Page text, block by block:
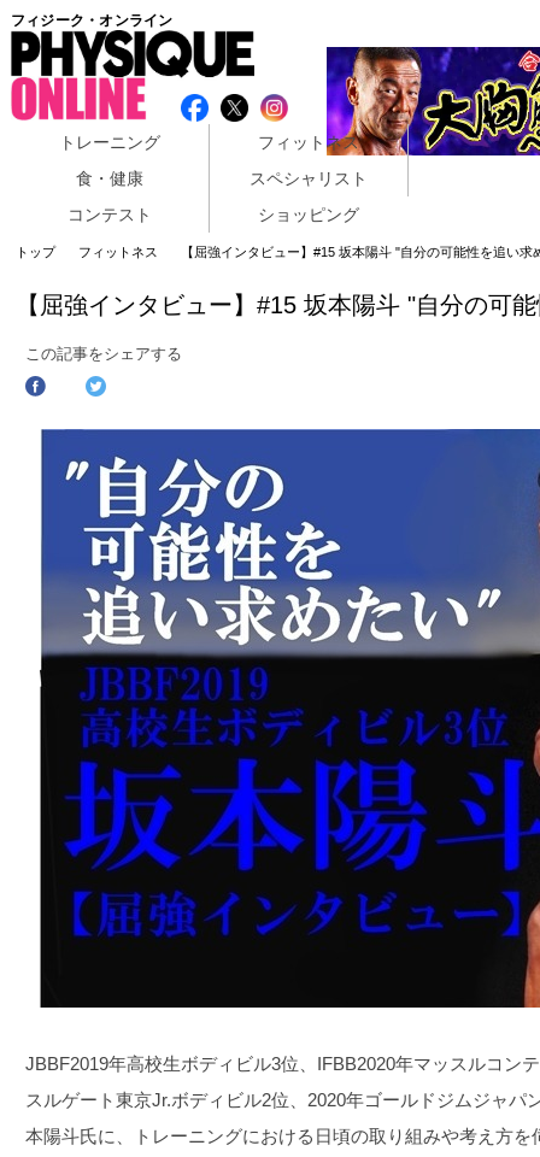
フィジーク・オンライン
トレーニング
フィットネス
食・健康
スペシャリスト
コンテスト
ショッピング
トップ フィットネス 【屈強インタビュー】#15 坂本陽斗 "自分の可能性を追い求
【屈強インタビュー】#15 坂本陽斗 "自分の可
この記事をシェアする
JBBF2019年高校生ボディビル3位、IFBB2020年マッスルコン
スルゲート東京Jr.ボディビル2位、2020年ゴールドジムジャパ
本陽斗氏に、トレーニングにおける日頃の取り組みや考え方を